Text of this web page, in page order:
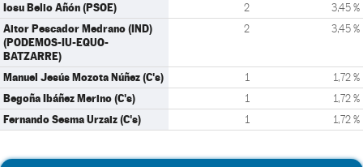
Iosu Belio Añón (PSOE) 2 3,45 %
Aitor Pescador Medrano (IND)
(PODEMOS-IU-EQUO-
BATZARRE)
2 3,45 %
Manuel Jesús Mozota Núñez (C's) 1 1,72 %
Begoña Ibáñez Merino (C's) 1 1,72 %
Fernando Sesma Urzaiz (C's) 1 1,72 %